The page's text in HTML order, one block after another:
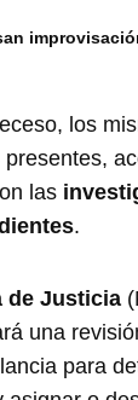
los
las
.
de Justicia
una
para